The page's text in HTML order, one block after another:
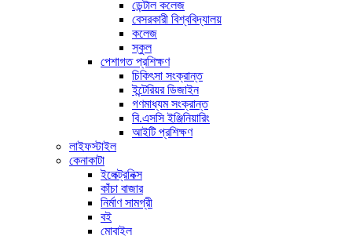
ডেন্টাল কলেজ
বেসরকারী বিশ্ববিদ্যালয়
কলেজ
স্কুল
পেশাগত প্রশিক্ষণ
চিকিৎসা সংক্রান্ত
ইন্টেরিয়র ডিজাইন
গণমাধ্যম সংক্রান্ত
বি.এসসি ইঞ্জিনিয়ারিং
আইটি প্রশিক্ষণ
লাইফস্টাইল
কেনাকাটা
ইলেক্ট্রনিক্স
কাঁচা বাজার
নির্মাণ সামগ্রী
বই
মোবাইল